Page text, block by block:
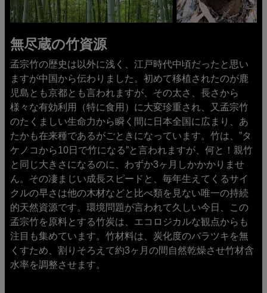
無尽蔵の竹資源
孟宗竹の歴史は以外に浅く、江戸時代中頃だったと思い
ますが中国から伝わりました。初めて移植されたのが鹿
児島とも京都とも言われますが、その太さ、長さから
様々な有効利用（特に食用）に大変珍重され、又孟宗竹
のたくましい生命力から瞬く間に日本全国に広まり、あ
たかも在来種であるがごときになっています。竹は、”タ
ケノコから10日で竹になる”と言われますが、何と！親竹
と同じ大きさになるのに、わずか3ヶ月しかかかりませ
ん。その凄まじい成長スピードと、毎年生えてくるサイ
クルの早さは他の木材などと比べ類を見ない唯一の持続
的天然資源です。環境問題が言われて久しい今日、この
孟宗竹を原料とする竹炭は、エコロジカルな観点からも
注目も集めています。竹材料は、炭化度のバラツキを無
くすため、割りそろえて約3ヶ月の間自然乾燥させ竹材含
水率を調整させます。